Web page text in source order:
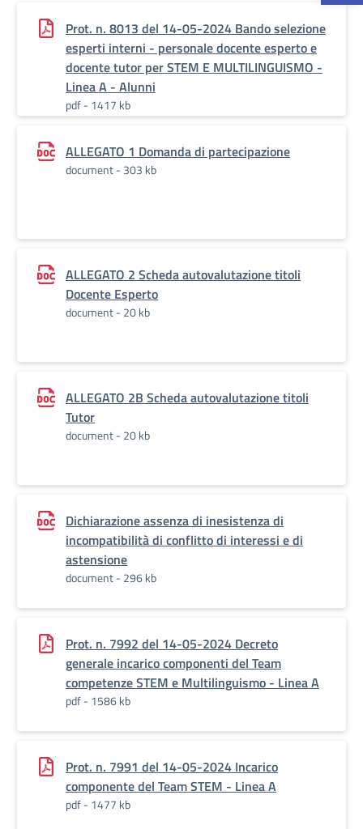
Prot. n. 8013 del 14-05-2024 Bando selezione
esperti interni - personale docente esperto e
docente tutor per STEM E MULTILINGUISMO -
Linea A - Alunni
pdf - 1417 kb
ALLEGATO 1 Domanda di partecipazione
document - 303 kb
ALLEGATO 2 Scheda autovalutazione titoli
Docente Esperto
document - 20 kb
ALLEGATO 2B Scheda autovalutazione titoli
Tutor
document - 20 kb
Dichiarazione assenza di inesistenza di
incompatibilità di conflitto di interessi e di
astensione
document - 296 kb
Prot. n. 7992 del 14-05-2024 Decreto
generale incarico componenti del Team
competenze STEM e Multilinguismo - Linea A
pdf - 1586 kb
Prot. n. 7991 del 14-05-2024 Incarico
componente del Team STEM - Linea A
pdf - 1477 kb